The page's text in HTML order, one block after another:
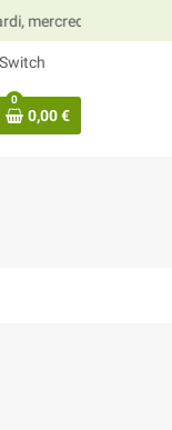
vendredi
0
0,00 €